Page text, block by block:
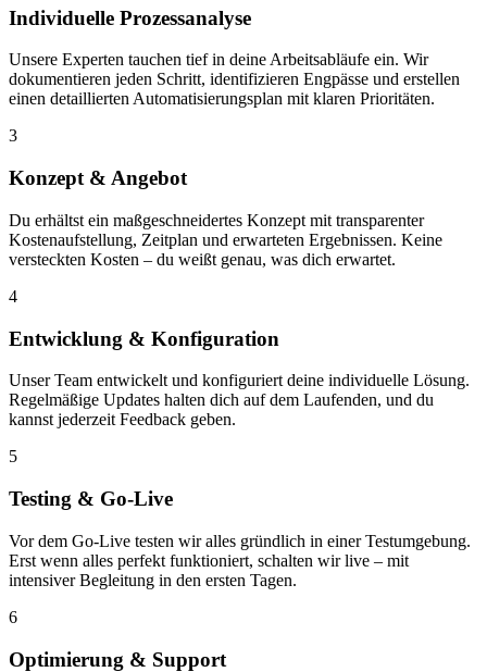
Individuelle Prozessanalyse
Unsere Experten tauchen tief in deine Arbeitsabläufe ein. Wir
dokumentieren jeden Schritt, identifizieren Engpässe und erstellen
einen detaillierten Automatisierungsplan mit klaren Prioritäten.
3
Konzept & Angebot
Du erhältst ein maßgeschneidertes Konzept mit transparenter
Kostenaufstellung, Zeitplan und erwarteten Ergebnissen. Keine
versteckten Kosten – du weißt genau, was dich erwartet.
4
Entwicklung & Konfiguration
Unser Team entwickelt und konfiguriert deine individuelle Lösung.
Regelmäßige Updates halten dich auf dem Laufenden, und du
kannst jederzeit Feedback geben.
5
Testing & Go-Live
Vor dem Go-Live testen wir alles gründlich in einer Testumgebung.
Erst wenn alles perfekt funktioniert, schalten wir live – mit
intensiver Begleitung in den ersten Tagen.
6
Optimierung & Support